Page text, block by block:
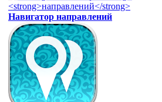
Навигатор направлений